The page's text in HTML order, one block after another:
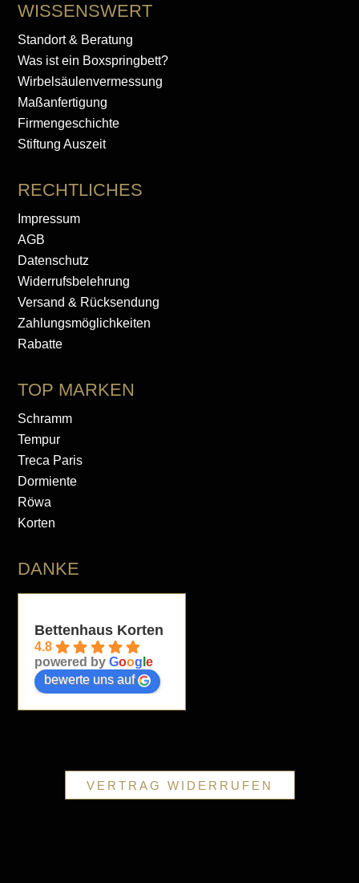
WISSENSWERT
Standort & Beratung
Was ist ein Boxspringbett?
Wirbelsäulenvermessung
Maßanfertigung
Firmengeschichte
Stiftung Auszeit
RECHTLICHES
Impressum
AGB
Datenschutz
Widerrufsbelehrung
Versand & Rücksendung
Zahlungsmöglichkeiten
Rabatte
TOP MARKEN
Schramm
Tempur
Treca Paris
Dormiente
Röwa
Korten
DANKE
Bettenhaus Korten
4.8
powered byGoog le
bewerte uns auf
VERTRAG WIDERRUFEN